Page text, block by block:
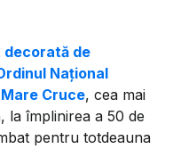
decorată de
Național
Cruce, cea mai
la împlinirea a 50 de
pentru totdeauna